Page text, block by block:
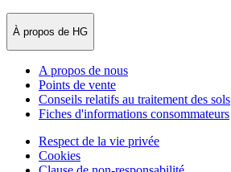
À propos de HG
A propos de nous
Points de vente
Conseils relatifs au traitement des sols
Fiches d'informations consommateurs
Respect de la vie privée
Cookies